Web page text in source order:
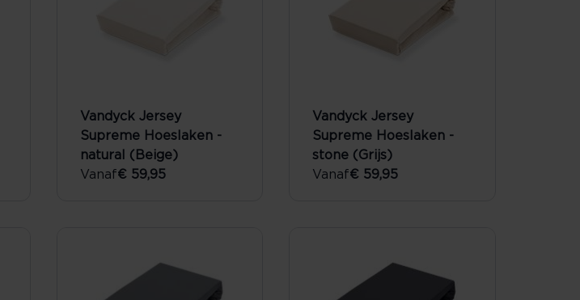
Vandyck Jersey
Supreme Hoeslaken -
natural (Beige)
Vanaf€ 59,95
Vandyck Jersey
Supreme Hoeslaken -
stone (Grijs)
Vanaf€ 59,95